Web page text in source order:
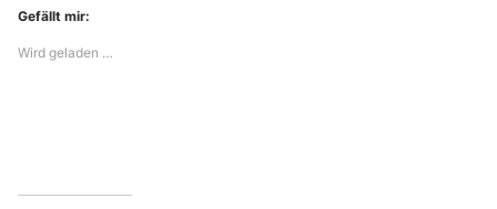
Gefällt mir:
Wird geladen …